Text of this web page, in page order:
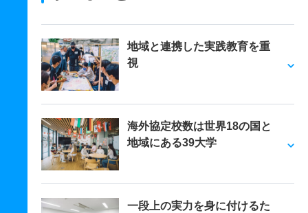
地域と連携した実践教育を重
視
海外協定校数は世界18の国と
地域にある39大学
一段上の実力を身に付けるた